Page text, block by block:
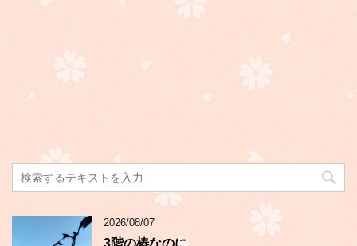
2026/08/07